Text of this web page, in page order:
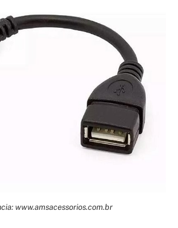
www.amsacessorios.com.br